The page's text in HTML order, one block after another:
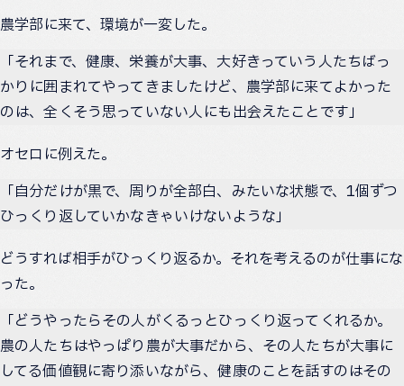
農学部に来て、環境が一変した。
「それまで、健康、栄養が大事、大好きっていう人たちばっ
かりに囲まれてやってきましたけど、農学部に来てよかった
のは、全くそう思っていない人にも出会えたことです」
オセロに例えた。
「自分だけが黒で、周りが全部白、みたいな状態で、1個ずつ
ひっくり返していかなきゃいけないような」
どうすれば相手がひっくり返るか。それを考えるのが仕事にな
った。
「どうやったらその人がくるっとひっくり返ってくれるか。
農の人たちはやっぱり農が大事だから、その人たちが大事に
してる価値観に寄り添いながら、健康のことを話すのはその